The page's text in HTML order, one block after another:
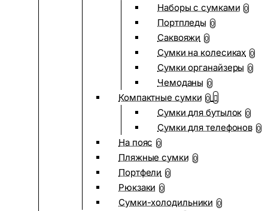
Наборы с сумками 0
Портпледы 0
Саквояжи 0
Сумки на колесиках 0
Сумки органайзеры 0
Чемоданы 0
Компактные сумки 0
Сумки для бутылок 0
Сумки для телефонов 0
На пояс 0
Пляжные сумки 0
Портфели 0
Рюкзаки 0
Сумки-холодильники 0